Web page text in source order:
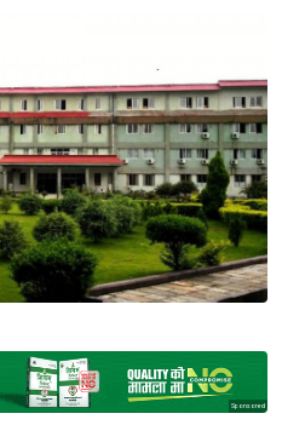
Sponsored